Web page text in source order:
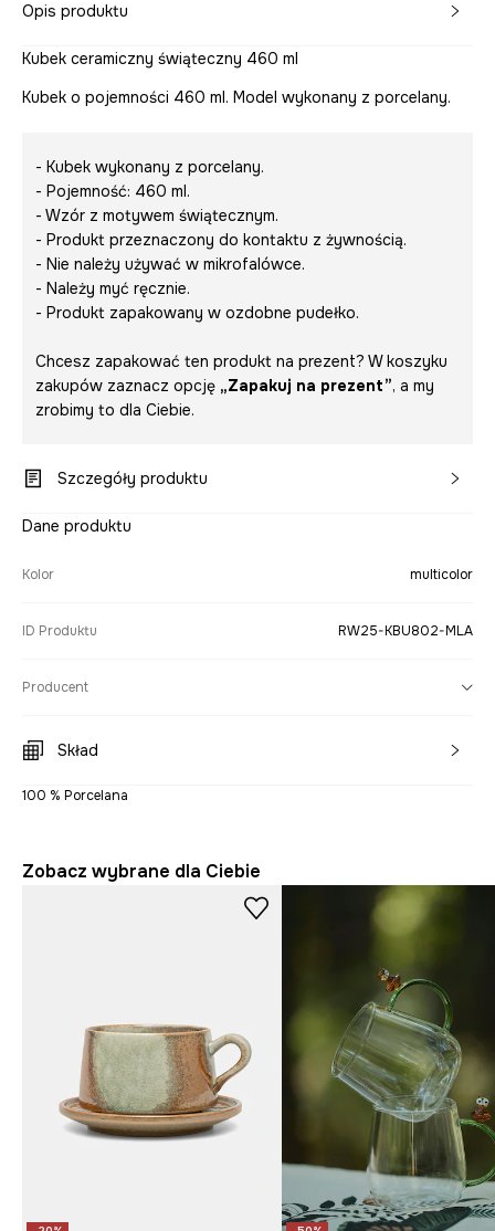
Opis produktu
Kubek ceramiczny świąteczny 460 ml
Kubek o pojemności 460 ml. Model wykonany z porcelany.
- Kubek wykonany z porcelany.
- Pojemność: 460 ml.
- Wzór z motywem świątecznym.
- Produkt przeznaczony do kontaktu z żywnością.
- Nie należy używać w mikrofalówce.
- Należy myć ręcznie.
- Produkt zapakowany w ozdobne pudełko.
Chcesz zapakować ten produkt na prezent? W koszyku
zakupów zaznacz opcję „Zapakuj na prezent”, a my
zrobimy to dla Ciebie.
Szczegóły produktu
Dane produktu
Kolor multicolor
ID Produktu RW25-KBU802-MLA
Producent
Skład
100 % Porcelana
Zobacz wybrane dla Ciebie